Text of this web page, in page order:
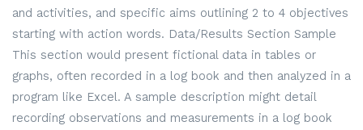
and activities, and specific aims outlining 2 to 4 objectives
starting with action words. Data/Results Section Sample
This section would present fictional data in tables or
graphs, often recorded in a log book and then analyzed in a
program like Excel. A sample description might detail
recording observations and measurements in a log book